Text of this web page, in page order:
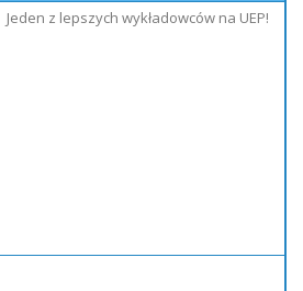
Jeden z lepszych wykładowców na UEP!